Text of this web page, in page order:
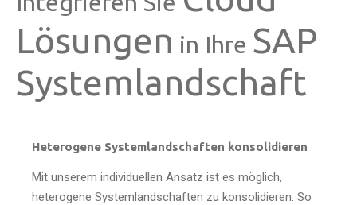
Lösungen in Ihre SAP
Systemlandschaft
Heterogene Systemlandschaften konsolidieren
Mit unserem individuellen Ansatz ist es möglich,
heterogene Systemlandschaften zu konsolidieren. So